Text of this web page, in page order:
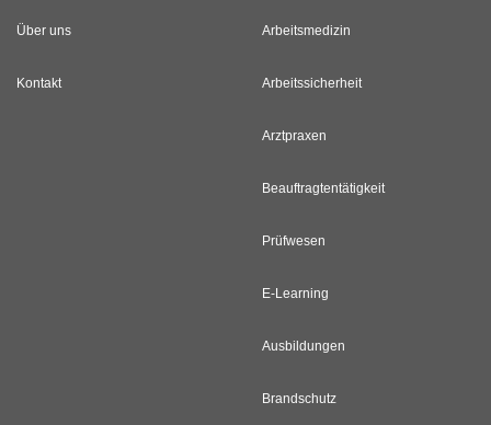
Über uns
Kontakt
Arbeitsmedizin
Arbeitssicherheit
Arztpraxen
Beauftragtentätigkeit
Prüfwesen
E-Learning
Ausbildungen
Brandschutz